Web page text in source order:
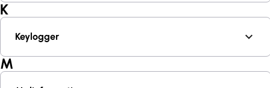
K
Keylogger
M